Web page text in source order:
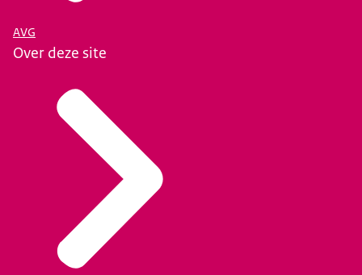
AVG
Over deze site